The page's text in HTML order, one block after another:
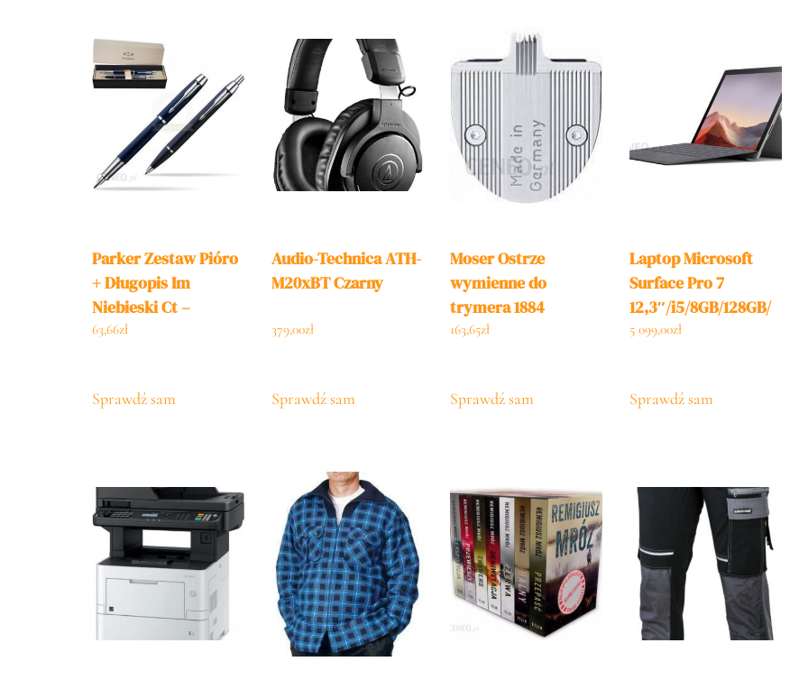
Parker Zestaw Pióro
+ Długopis Im
Niebieski Ct –
S0856210/S0856460/
63,66zł
Sprawdź sam
Audio-Technica ATH-
M20xBT Czarny
379,00zł
Sprawdź sam
Moser Ostrze
wymienne do
trymera 1884
designer
163,65zł
Sprawdź sam
Laptop Microsoft
Surface Pro 7
12,3″/i5/8GB/128GB/
Win10 (VDV00003)
5 099,00zł
Sprawdź sam